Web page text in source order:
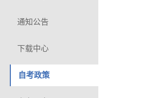
通知公告
下载中心
自考政策